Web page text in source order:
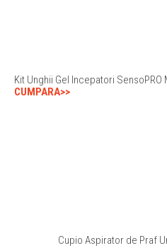
Kit Unghii Gel Incepatori SensoPRO
CUMPARA>>
Cupio Aspirator de Praf